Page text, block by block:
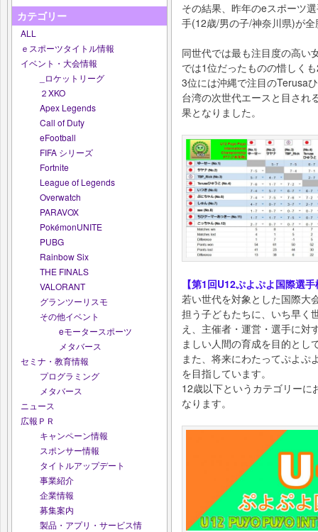
カテゴリー
ALL
ｅスポーツタイトル情報
イベント・大会情報
_ロケットリーグ
２XKO
Apex Legends
Call of Duty
eFootball
FIFA シリーズ
Fortnite
League of Legends
Overwatch
PARAVOX
PokémonUNITE
PUBG
Rainbow Six
THE FINALS
VALORANT
グランツーリスモ
その他イベント
eモータースポーツ
メタバース
セミナ・教育情報
プログラミング
メタバース
ニュース
広報ＰＲ
キャンペーン情報
スポンサー情報
タイトルアップデート
事業紹介
企業情報
募集案内
製品・アプリ・サービス情
その結果、昨年のeスポーツ
手(12歳/男の子/神奈川県)が
同世代では最も注目度の高い
では1位だったものの惜しく
3位には沖縄で注目のTerusa
台湾の次世代エースと目され
果となりました。
【第1回U12ぷよぷよ国際選
若い世代を対象とした国際大
担う子どもたちに、いち早く
え、主催者・運営・選手に対
ましい人間の育成を目的とし
また、将来にわたってぷよぷ
を目指しています。
12歳以下というカテゴリーに
なります。